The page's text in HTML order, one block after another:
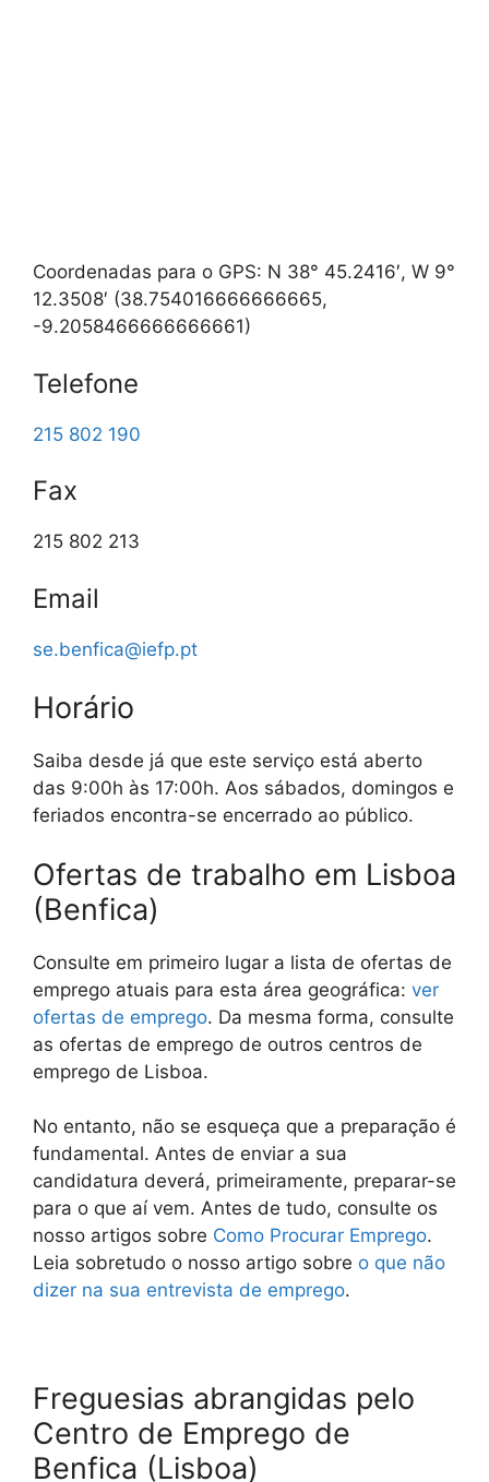
Coordenadas para o GPS: N 38° 45.2416′, W 9°
12.3508′ (38.754016666666665,
-9.2058466666666661)
Telefone
215 802 190
Fax
215 802 213
Email
se.benfica@iefp.pt
Horário
Saiba desde já que este serviço está aberto
das 9:00h às 17:00h. Aos sábados, domingos e
feriados encontra-se encerrado ao público.
Ofertas de trabalho em Lisboa
(Benfica)
Consulte em primeiro lugar a lista de ofertas de
emprego atuais para esta área geográfica: ver
ofertas de emprego. Da mesma forma, consulte
as ofertas de emprego de outros centros de
emprego de Lisboa.
No entanto, não se esqueça que a preparação é
fundamental. Antes de enviar a sua
candidatura deverá, primeiramente, preparar-se
para o que aí vem. Antes de tudo, consulte os
nosso artigos sobre Como Procurar Emprego.
Leia sobretudo o nosso artigo sobre o que não
dizer na sua entrevista de emprego.
Freguesias abrangidas pelo
Centro de Emprego de
Benfica (Lisboa)